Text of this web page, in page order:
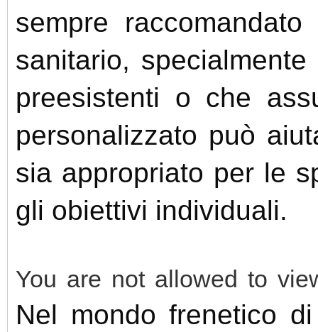
sempre
sanitario,
preesistenti o che
personalizzato può
sia appropriato per le
gli obiettivi individuali.
You are not allowed to
Nel mondo frenetico